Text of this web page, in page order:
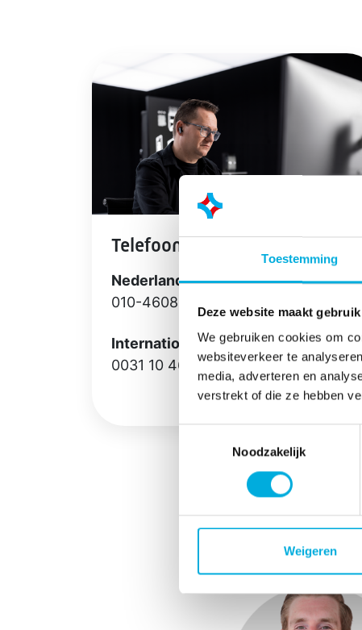
Toestemming
Deze website maakt
We gebruiken cookies om
websiteverkeer te
media, adverteren en
verstrekt of die ze hebben
Noodzakelijk
Weigeren
Telefoonnummer
Nederland
010-4608050
International
0031 10 4608030